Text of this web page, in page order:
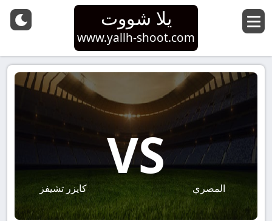
يلا شووت
www.yallh-shoot.com
المصري
VS
كايزر تشيفز